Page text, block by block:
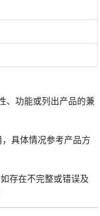
、功能或列出产品的兼
具体情况参考产品方
存在不完整或错误及